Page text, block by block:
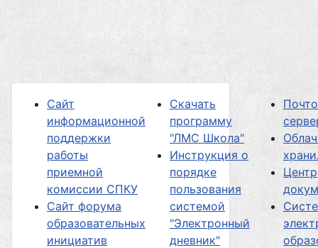
Сайт
информационной
поддержки
работы
приемной
комиссии СПКУ
Сайт форума
образовательных
инициатив
Скачать
программу
"ЛМС Школа"
Инструкция о
порядке
пользования
системой
"Электронный
дневник"
Центр